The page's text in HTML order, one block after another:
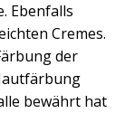
Ebenfalls
Cremes.
der
bewährt hat